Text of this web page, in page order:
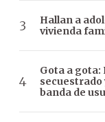
Hallan a
vivienda
Gota a gota:
banda de